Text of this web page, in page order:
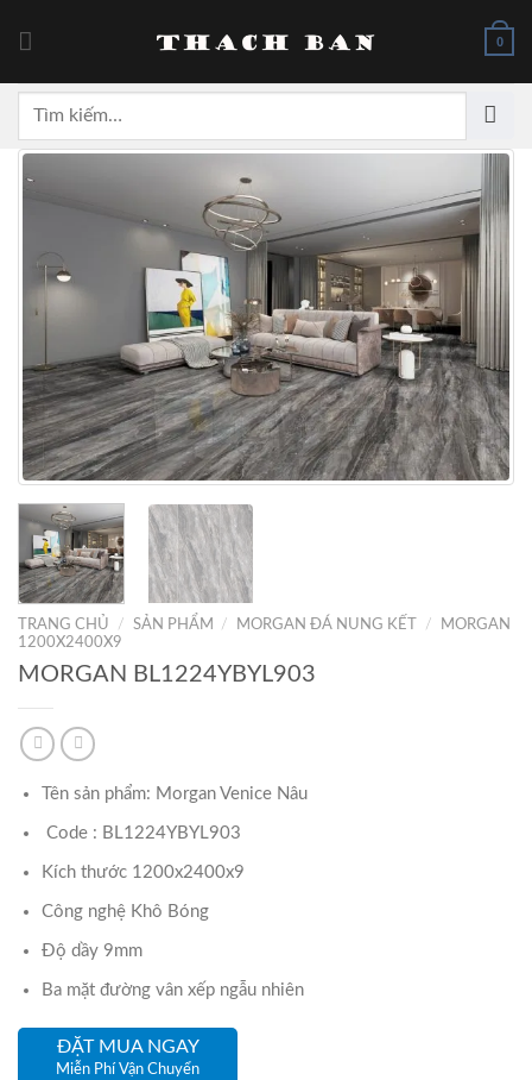
0
kiếm:
TRANG CHỦ / SẢN PHẨM / MORGAN ĐÁ NUNG KẾT /
MORGAN
1200X2400X9
MORGAN BL1224YBYL903
Tên sản phẩm: Morgan Venice Nâu
Code : BL1224YBYL903
Kích thước 1200x2400x9
Công nghệ Khô Bóng
Độ dầy 9mm
Ba mặt đường vân xếp ngẫu nhiên
ĐẶT MUA NGAY
Miễn Phí Vận Chuyển